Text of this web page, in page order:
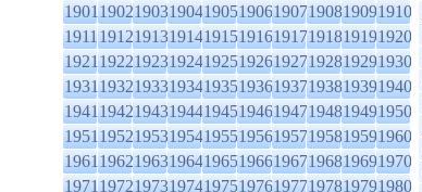
1901190219031904190519061907190819091910
1911191219131914191519161917191819191920
1921192219231924192519261927192819291930
1931193219331934193519361937193819391940
1941194219431944194519461947194819491950
1951195219531954195519561957195819591960
1961196219631964196519661967196819691970
1971197219731974197519761977197819791980